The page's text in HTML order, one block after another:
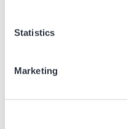
Statistics
Marketing